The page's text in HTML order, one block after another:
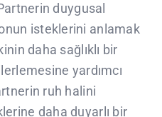
duygusal
isteklerini anlamak
daha sağlıklı bir
yardımcı
ruh halini
daha duyarlı bir